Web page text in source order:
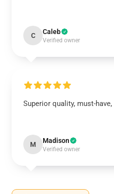
C Caleb
Verified owner
Superior quality, must-
M Madison
Verified owner